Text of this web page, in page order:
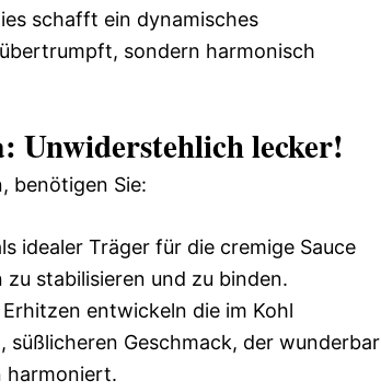
schafft ein dynamisches
sondern harmonisch
Unwiderstehlich lecker!
benötigen Sie:
idealer Träger für die cremige Sauce
stabilisieren und zu binden.
entwickeln die im Kohl
Geschmack, der wunderbar
harmoniert.